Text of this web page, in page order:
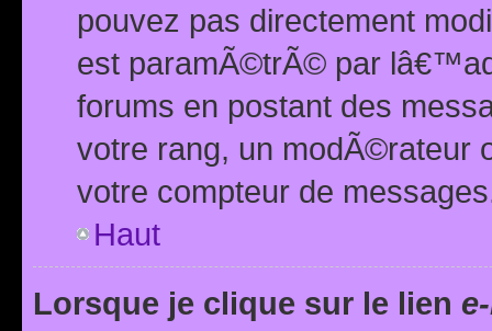
pouvez pas directement
est paramÃ©trÃ© par
forums en postant des
votre rang, un modÃ©rateur
votre compteur de
Haut
Lorsque je clique sur le lien